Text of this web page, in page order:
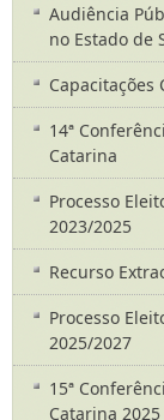
Audiência
no Estado de
Capacitações
14ª
Catarina
Processo
2023/2025
Recurso
Processo
2025/2027
15ª
Catarina 2025